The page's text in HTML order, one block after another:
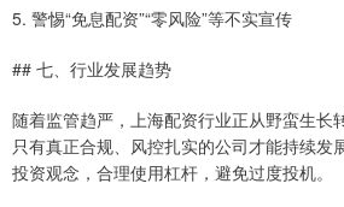
5. 警惕“免息配资”“零风险”等不实宣传
## 七、行业发展趋势
随着监管趋严，上海配资行业正从野蛮生长
只有真正合规、风控扎实的公司才能持续发
投资观念，合理使用杠杆，避免过度投机。